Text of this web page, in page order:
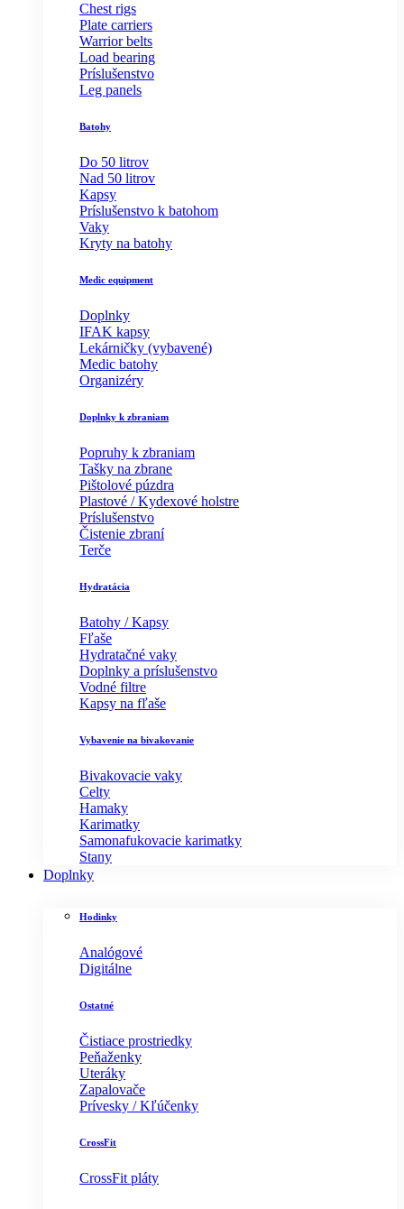
Chest rigs
Plate carriers
Warrior belts
Load bearing
Príslušenstvo
Leg panels
Batohy
Do 50 litrov
Nad 50 litrov
Kapsy
Príslušenstvo k batohom
Vaky
Kryty na batohy
Medic equipment
Doplnky
IFAK kapsy
Lekárničky (vybavené)
Medic batohy
Organizéry
Doplnky k zbraniam
Popruhy k zbraniam
Tašky na zbrane
Pištolové púzdra
Plastové / Kydexové holstre
Príslušenstvo
Čistenie zbraní
Terče
Hydratácia
Batohy / Kapsy
Fľaše
Hydratačné vaky
Doplnky a príslušenstvo
Vodné filtre
Kapsy na fľaše
Vybavenie na bivakovanie
Bivakovacie vaky
Celty
Hamaky
Karimatky
Samonafukovacie karimatky
Stany
Doplnky
Hodinky
Analógové
Digitálne
Ostatné
Čistiace prostriedky
Peňaženky
Uteráky
Zapalovače
Prívesky / Kľúčenky
CrossFit
CrossFit pláty